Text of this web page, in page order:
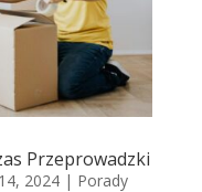
Przeprowadzki
2024| Porady